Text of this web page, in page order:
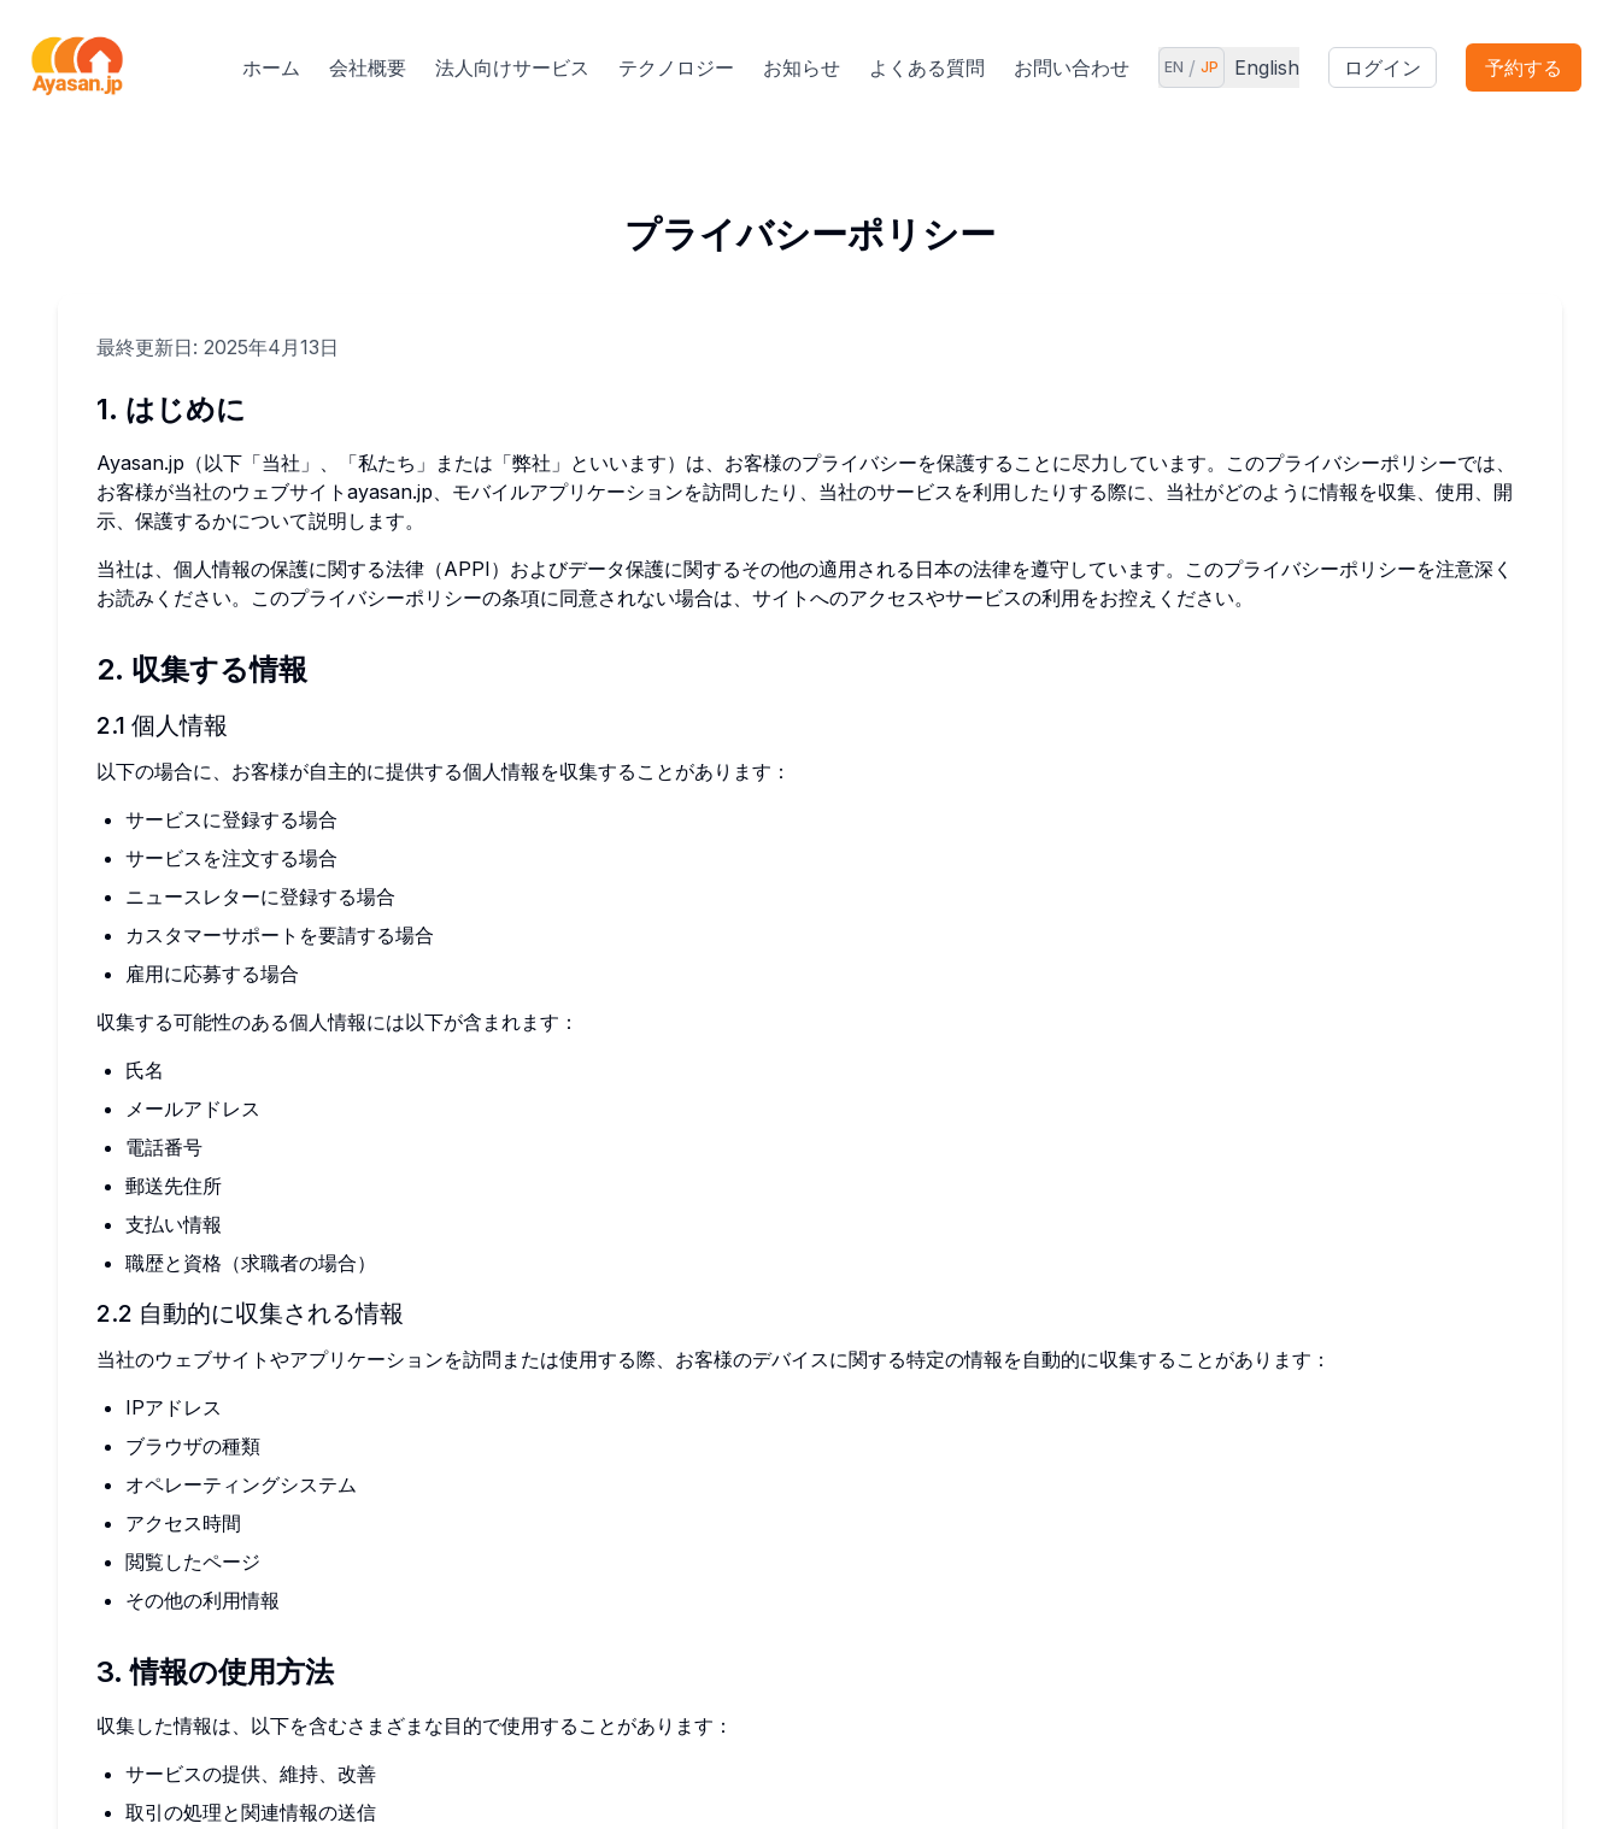
ホーム 会社概要 法人向けサービス テクノロジー お知らせ よくある質問 お問い合わせ EN / JP English ログイン 予約する
プライバシーポリシー
最終更新日: 2025年4月13日
1. はじめに
Ayasan.jp（以下「当社」、「私たち」または「弊社」といいます）は、お客様のプライバシーを保護することに尽力しています。このプライバシーポリシーでは、
お客様が当社のウェブサイトayasan.jp、モバイルアプリケーションを訪問したり、当社のサービスを利用したりする際に、当社がどのように情報を収集、使用、開
示、保護するかについて説明します。
当社は、個人情報の保護に関する法律（APPI）およびデータ保護に関するその他の適用される日本の法律を遵守しています。このプライバシーポリシーを注意深く
お読みください。このプライバシーポリシーの条項に同意されない場合は、サイトへのアクセスやサービスの利用をお控えください。
2. 収集する情報
2.1 個人情報
以下の場合に、お客様が自主的に提供する個人情報を収集することがあります：
サービスに登録する場合
サービスを注文する場合
ニュースレターに登録する場合
カスタマーサポートを要請する場合
雇用に応募する場合
収集する可能性のある個人情報には以下が含まれます：
氏名
メールアドレス
電話番号
郵送先住所
支払い情報
職歴と資格（求職者の場合）
2.2 自動的に収集される情報
当社のウェブサイトやアプリケーションを訪問または使用する際、お客様のデバイスに関する特定の情報を自動的に収集することがあります：
IPアドレス
ブラウザの種類
オペレーティングシステム
アクセス時間
閲覧したページ
その他の利用情報
3. 情報の使用方法
収集した情報は、以下を含むさまざまな目的で使用することがあります：
サービスの提供、維持、改善
取引の処理と関連情報の送信